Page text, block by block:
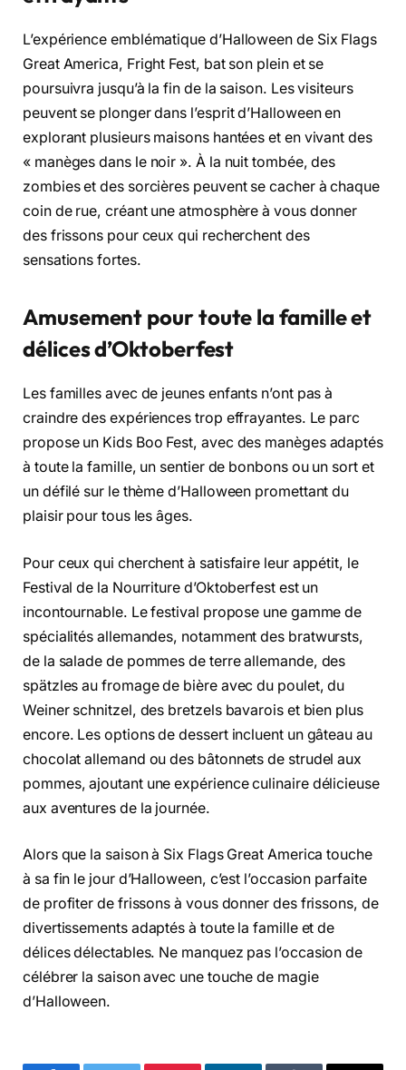
L’expérience emblématique d’Halloween de Six Flags
Great America, Fright Fest, bat son plein et se
poursuivra jusqu’à la fin de la saison. Les visiteurs
peuvent se plonger dans l’esprit d’Halloween en
explorant plusieurs maisons hantées et en vivant des
« manèges dans le noir ». À la nuit tombée, des
zombies et des sorcières peuvent se cacher à chaque
coin de rue, créant une atmosphère à vous donner
des frissons pour ceux qui recherchent des
sensations fortes.
Amusement pour toute la famille et
délices d’Oktoberfest
Les familles avec de jeunes enfants n’ont pas à
craindre des expériences trop effrayantes. Le parc
propose un Kids Boo Fest, avec des manèges adaptés
à toute la famille, un sentier de bonbons ou un sort et
un défilé sur le thème d’Halloween promettant du
plaisir pour tous les âges.
Pour ceux qui cherchent à satisfaire leur appétit, le
Festival de la Nourriture d’Oktoberfest est un
incontournable. Le festival propose une gamme de
spécialités allemandes, notamment des bratwursts,
de la salade de pommes de terre allemande, des
spätzles au fromage de bière avec du poulet, du
Weiner schnitzel, des bretzels bavarois et bien plus
encore. Les options de dessert incluent un gâteau au
chocolat allemand ou des bâtonnets de strudel aux
pommes, ajoutant une expérience culinaire délicieuse
aux aventures de la journée.
Alors que la saison à Six Flags Great America touche
à sa fin le jour d’Halloween, c’est l’occasion parfaite
de profiter de frissons à vous donner des frissons, de
divertissements adaptés à toute la famille et de
délices délectables. Ne manquez pas l’occasion de
célébrer la saison avec une touche de magie
d’Halloween.